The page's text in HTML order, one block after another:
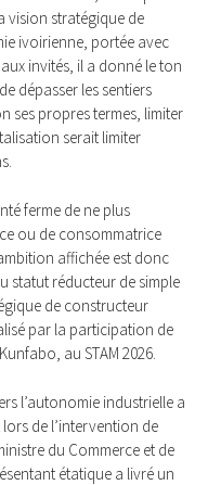
vision stratégique de
ivoirienne, portée avec
invités, il a donné le ton
dépasser les sentiers
ses propres termes, limiter
serait limiter
ferme de ne plus
ou de consommatrice
affichée est donc
statut réducteur de simple
de constructeur
par la participation de
au STAM 2026.
l’autonomie industrielle a
de l’intervention de
du Commerce et de
étatique a livré un